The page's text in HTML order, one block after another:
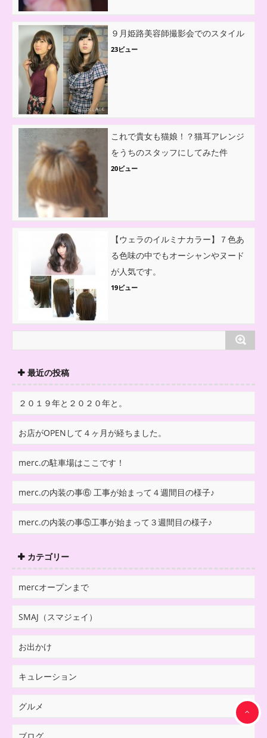
９月姫路美容師撮影会でのスタイル
23ビュー
これで貴女も猫娘！？猫耳アレンジ
をうちのスタッフにしてみた件
20ビュー
【ウェラのイルミナカラー】７色あ
る色味の中でもオーシャンやヌード
が人気です。
19ビュー
最近の投稿
２０１９年と２０２０年と。
お店がOPENして４ヶ月が経ちました。
merc.の駐車場はここです！
merc.の内装の事⑥ 工事が始まって４週間目の様子♪
merc.の内装の事⑤工事が始まって３週間目の様子♪
カテゴリー
mercオープンまで
SMAJ（スマジェイ）
お出かけ
キュレーション
グルメ